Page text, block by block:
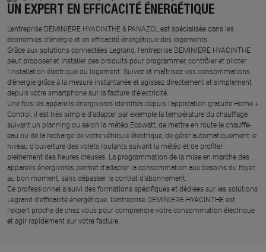
UN EXPERT EN EFFICACITÉ ÉNERGÉTIQUE
L'entreprise DEMINIERE HYACINTHE à PANAZOL est spécialisée dans les
économies d'énergie et en efficacité énergétique des logements.
Grâce aux solutions connectées Legrand, l'entreprise DEMINIERE HYACINTHE
peut proposer et installer des produits pour programmer, contrôler et piloter
l'installation électrique du logement. Suivez et maîtrisez vos consommations
d'énergie grâce à la mesure instantanée et agissez directement et simplement
depuis votre smartphone sur la facture d'électricité.
Une fois les appareils énergivores identifiés depuis l'application gratuite Home +
Control, il est très simple d'adapter par exemple la température du chauffage
suivant un planning ou selon la météo Ecowatt, de mettre en route le chauffe-
eau ou de la recharge de votre véhicule électrique, de gérer automatiquement le
niveau d'ouverture des volets roulants suivant la météo et de profiter
pleinement des heures creuses. La programmation de la mise en marche des
appareils énergivores permet d'adapter la consommation aux besoins du foyer,
au bon moment, sans dépasser le contrat d'abonnement.
Ce professionnel a suivi des formations spécifiques et dédiées sur les solutions
Legrand d'efficacité énergétique. L'entreprise DEMINIERE HYACINTHE est
l'expert proche de chez vous pour comprendre votre consommation électrique
et agir rapidement sur votre facture.